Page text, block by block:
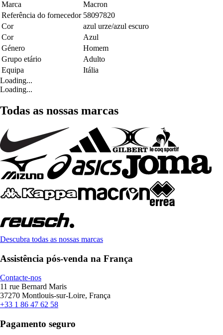
Marca
Macron
Referência do fornecedor 58097820
Cor
azul urze/azul escuro
Cor
Azul
Género
Homem
Grupo etário
Adulto
Equipa
Itália
Loading...
Loading...
Todas as nossas marcas
Descubra todas as nossas marcas
Assistência pós-venda na França
Contacte-nos
11 rue Bernard Maris
37270 Montlouis-sur-Loire, França
+33 1 86 47 62 58
Pagamento seguro